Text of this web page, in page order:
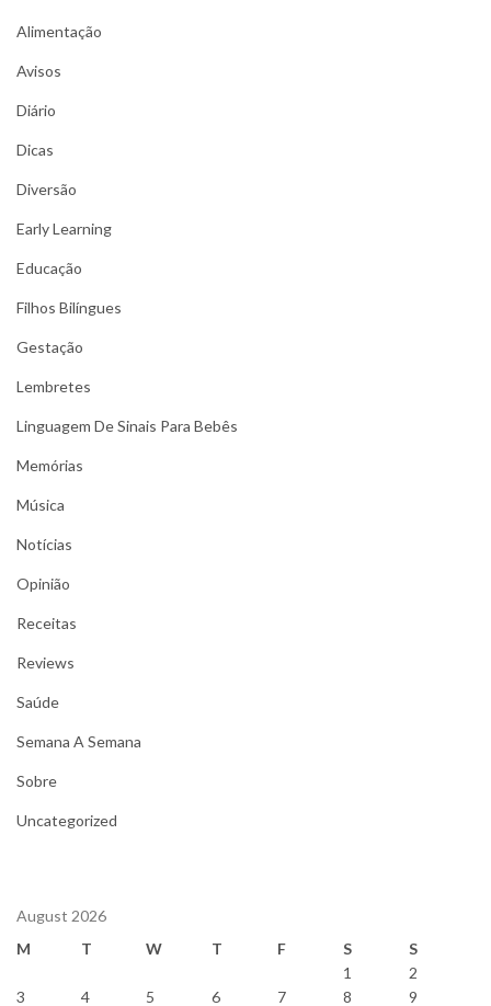
Alimentação
Avisos
Diário
Dicas
Diversão
Early Learning
Educação
Filhos Bilíngues
Gestação
Lembretes
Linguagem De Sinais Para Bebês
Memórias
Música
Notícias
Opinião
Receitas
Reviews
Saúde
Semana A Semana
Sobre
Uncategorized
August 2026
M
T W T F S
S
1
2
3
4 5 6 7 8 9